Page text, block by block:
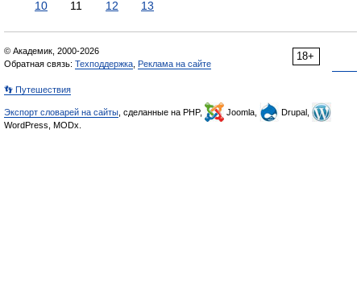
10
11 12 13
18+
© Академик, 2000-2026
Обратная связь: Техподдержка Реклама на сайте
👣 Путешествия
Экспорт словарей на сайты , сделанные на PHP, Joomla,
Drupal,
WordPress, MODx.